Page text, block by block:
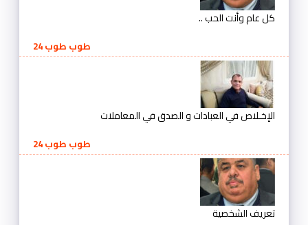
كل عام وأنت الحب ..
طوب طوب 24
الإخـلاص في العبادات و الصدق في المعاملات
طوب طوب 24
تعريف الشخصية